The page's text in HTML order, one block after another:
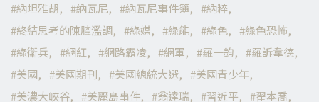
納坦雅胡
納瓦尼 納瓦尼事件簿
納粹
終結思考的陳腔濫調
綠媒 綠能 綠色
綠色恐怖
綠衛兵
網紅 網路霸凌 網軍 羅一鈞
羅訴韋德
美國
美國期刊 美國總統大選
美國青少年
美濃大峽谷
美麗島事件 翁達瑞 習近平
翟本喬